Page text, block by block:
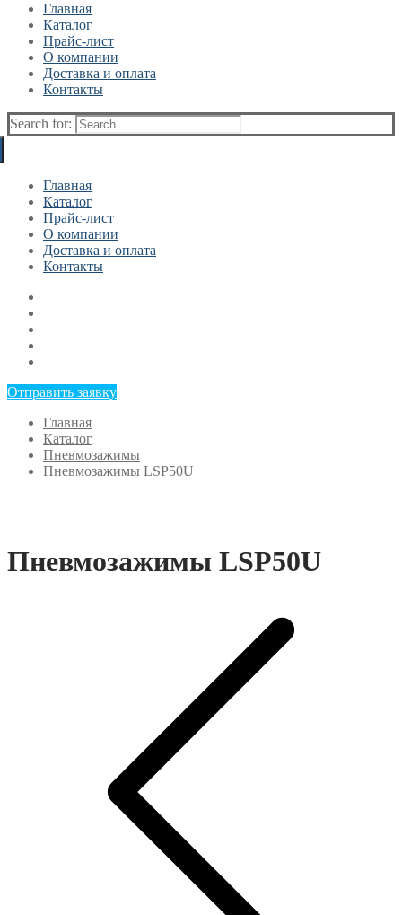
Главная
Каталог
Прайс-лист
О компании
Доставка и оплата
Контакты
Search for:
Главная
Каталог
Прайс-лист
О компании
Доставка и оплата
Контакты
Отправить заявку
Главная
Каталог
Пневмозажимы
Пневмозажимы LSP50U
Пневмозажимы LSP50U